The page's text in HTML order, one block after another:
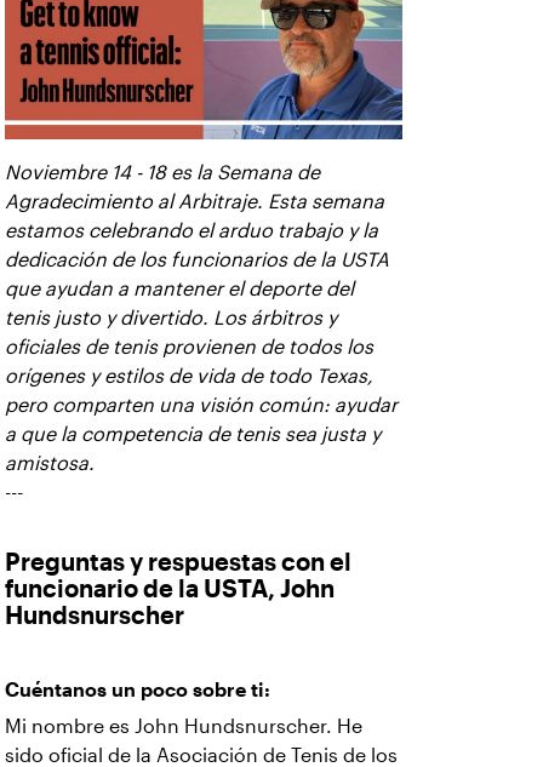
Noviembre 14 - 18 es la Semana de
Agradecimiento al Arbitraje. Esta semana
estamos celebrando el arduo trabajo y la
dedicación de los funcionarios de la USTA
que ayudan a mantener el deporte del
tenis justo y divertido. Los árbitros y
oficiales de tenis provienen de todos los
orígenes y estilos de vida de todo Texas,
pero comparten una visión común: ayudar
a que la competencia de tenis sea justa y
amistosa.
---
Preguntas y respuestas con el
funcionario de la USTA, John
Hundsnurscher
Cuéntanos un poco sobre ti:
Mi nombre es John Hundsnurscher. He
sido oficial de la Asociación de Tenis de los